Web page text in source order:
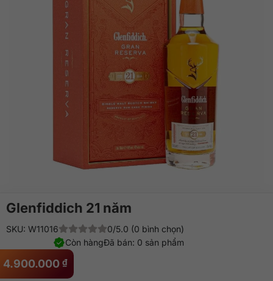
Glenfiddich 21 năm
4.900.000 ₫
SKU: W11016
0/5.0 (0 bình chọn)
Đã bán: 0 sản phẩm
Còn hàng